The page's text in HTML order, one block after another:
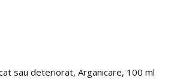
sau deteriorat, Arganicare, 100 ml